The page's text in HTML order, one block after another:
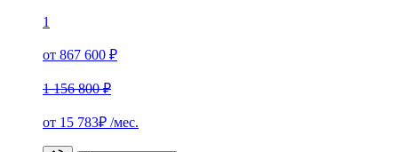
1
от 867 600 ₽
1 156 800 ₽
от 15 783₽ /мес.